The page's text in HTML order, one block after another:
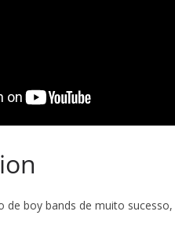
de boy bands de muito